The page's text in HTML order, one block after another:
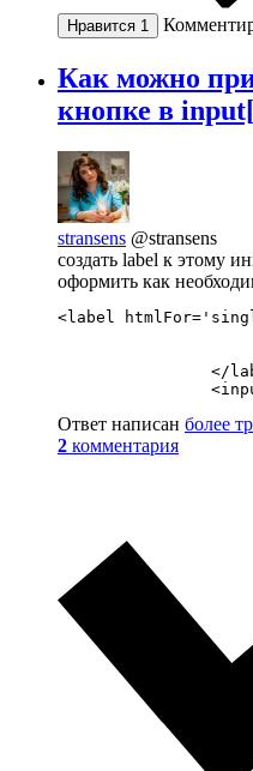
Нравится 1
Как можно
кнопке в
stransens @stransens
создать label к этому
оформить как
<label
</
Ответ написан более
2 комментария